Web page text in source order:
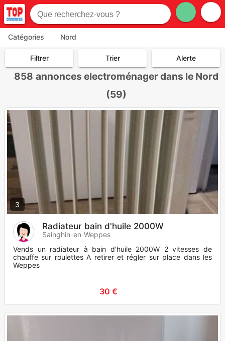
Catégories Nord
Filtrer Trier Alerte
858 annonces electroménager dans le Nord
(59)
3
Radiateur bain d'huile 2000W
Sainghin-en-Weppes
Vends un radiateur à bain d'huile 2000W 2 vitesses de
chauffe sur roulettes A retirer et régler sur place dans les
Weppes
30 €